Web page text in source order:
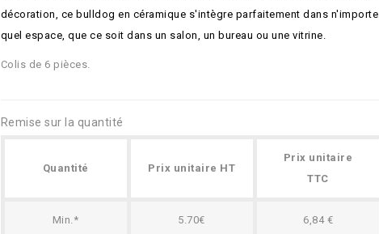
décoration, ce bulldog en céramique s'intègre parfaitement dans n'importe
quel espace, que ce soit dans un salon, un bureau ou une vitrine.
Colis de 6 pièces.
Remise sur la quantité
Quantité Prix unitaire HT
Prix unitaire
TTC
Min.* 5.70€ 6,84 €